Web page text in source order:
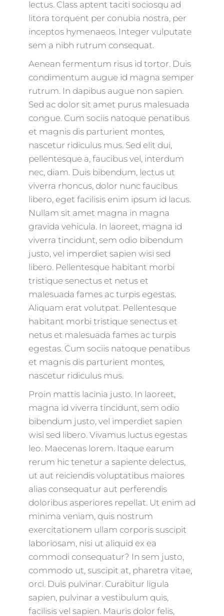
lectus. Class aptent taciti sociosqu ad
litora torquent per conubia nostra, per
inceptos hymenaeos. Integer vulputate
sem a nibh rutrum consequat.
Aenean fermentum risus id tortor. Duis
condimentum augue id magna semper
rutrum. In dapibus augue non sapien.
Sed ac dolor sit amet purus malesuada
congue. Cum sociis natoque penatibus
et magnis dis parturient montes,
nascetur ridiculus mus. Sed elit dui,
pellentesque a, faucibus vel, interdum
nec, diam. Duis bibendum, lectus ut
viverra rhoncus, dolor nunc faucibus
libero, eget facilisis enim ipsum id lacus.
Nullam sit amet magna in magna
gravida vehicula. In laoreet, magna id
viverra tincidunt, sem odio bibendum
justo, vel imperdiet sapien wisi sed
libero. Pellentesque habitant morbi
tristique senectus et netus et
malesuada fames ac turpis egestas.
Aliquam erat volutpat. Pellentesque
habitant morbi tristique senectus et
netus et malesuada fames ac turpis
egestas. Cum sociis natoque penatibus
et magnis dis parturient montes,
nascetur ridiculus mus.
Proin mattis lacinia justo. In laoreet,
magna id viverra tincidunt, sem odio
bibendum justo, vel imperdiet sapien
wisi sed libero. Vivamus luctus egestas
leo. Maecenas lorem. Itaque earum
rerum hic tenetur a sapiente delectus,
ut aut reiciendis voluptatibus maiores
alias consequatur aut perferendis
doloribus asperiores repellat. Ut enim ad
minima veniam, quis nostrum
exercitationem ullam corporis suscipit
laboriosam, nisi ut aliquid ex ea
commodi consequatur? In sem justo,
commodo ut, suscipit at, pharetra vitae,
orci. Duis pulvinar. Curabitur ligula
sapien, pulvinar a vestibulum quis,
facilisis vel sapien. Mauris dolor felis,